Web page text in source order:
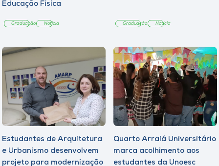
Educação Física
Graduação Notícia Graduação Notícia
Estudantes de Arquitetura
e Urbanismo desenvolvem
projeto para modernização
Quarto Arraiá Universitário
marca acolhimento aos
estudantes da Unoesc